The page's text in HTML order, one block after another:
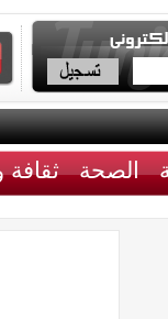
الصحة ثقافة